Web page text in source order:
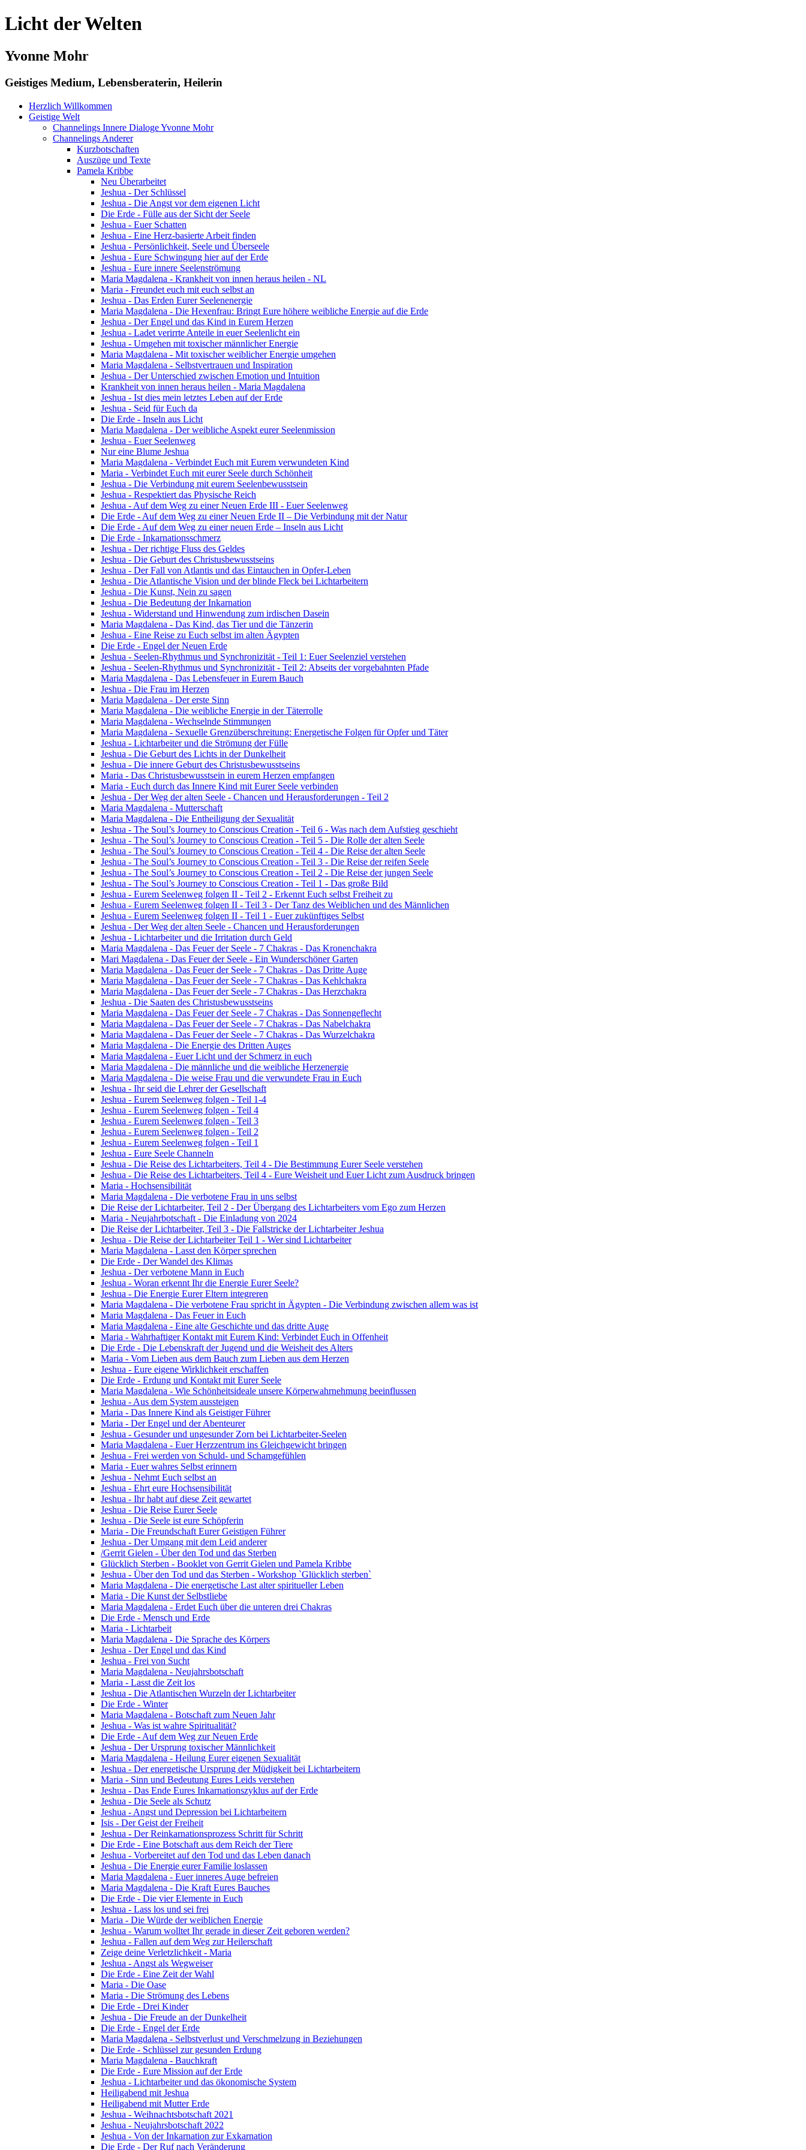
Licht der Welten
Yvonne Mohr
Geistiges Medium, Lebensberaterin, Heilerin
Herzlich Willkommen
Geistige Welt
Channelings Innere Dialoge Yvonne Mohr
Channelings Anderer
Kurzbotschaften
Auszüge und Texte
Pamela Kribbe
Neu Überarbeitet
Jeshua - Der Schlüssel
Jeshua - Die Angst vor dem eigenen Licht
Die Erde - Fülle aus der Sicht der Seele
Jeshua - Euer Schatten
Jeshua - Eine Herz-basierte Arbeit finden
Jeshua - Persönlichkeit, Seele und Überseele
Jeshua - Eure Schwingung hier auf der Erde
Jeshua - Eure innere Seelenströmung
Maria Magdalena - Krankheit von innen heraus heilen - NL
Maria - Freundet euch mit euch selbst an
Jeshua - Das Erden Eurer Seelenenergie
Maria Magdalena - Die Hexenfrau: Bringt Eure höhere weibliche Energie auf die Erde
Jeshua - Der Engel und das Kind in Eurem Herzen
Jeshua - Ladet verirrte Anteile in euer Seelenlicht ein
Jeshua - Umgehen mit toxischer männlicher Energie
Maria Magdalena - Mit toxischer weiblicher Energie umgehen
Maria Magdalena - Selbstvertrauen und Inspiration
Jeshua - Der Unterschied zwischen Emotion und Intuition
Krankheit von innen heraus heilen - Maria Magdalena
Jeshua - Ist dies mein letztes Leben auf der Erde
Jeshua - Seid für Euch da
Die Erde - Inseln aus Licht
Maria Magdalena - Der weibliche Aspekt eurer Seelenmission
Jeshua - Euer Seelenweg
Nur eine Blume Jeshua
Maria Magdalena - Verbindet Euch mit Eurem verwundeten Kind
Maria - Verbindet Euch mit eurer Seele durch Schönheit
Jeshua - Die Verbindung mit eurem Seelenbewusstsein
Jeshua - Respektiert das Physische Reich
Jeshua - Auf dem Weg zu einer Neuen Erde III - Euer Seelenweg
Die Erde - Auf dem Weg zu einer Neuen Erde II – Die Verbindung mit der Natur
Die Erde - Auf dem Weg zu einer neuen Erde – Inseln aus Licht
Die Erde - Inkarnationsschmerz
Jeshua - Der richtige Fluss des Geldes
Jeshua - Die Geburt des Christusbewusstseins
Jeshua - Der Fall von Atlantis und das Eintauchen in Opfer-Leben
Jeshua - Die Atlantische Vision und der blinde Fleck bei Lichtarbeitern
Jeshua - Die Kunst, Nein zu sagen
Jeshua - Die Bedeutung der Inkarnation
Jeshua - Widerstand und Hinwendung zum irdischen Dasein
Maria Magdalena - Das Kind, das Tier und die Tänzerin
Jeshua - Eine Reise zu Euch selbst im alten Ägypten
Die Erde - Engel der Neuen Erde
Jeshua - Seelen-Rhythmus und Synchronizität - Teil 1: Euer Seelenziel verstehen
Jeshua - Seelen-Rhythmus und Synchronizität - Teil 2: Abseits der vorgebahnten Pfade
Maria Magdalena - Das Lebensfeuer in Eurem Bauch
Jeshua - Die Frau im Herzen
Maria Magdalena - Der erste Sinn
Maria Magdalena - Die weibliche Energie in der Täterrolle
Maria Magdalena - Wechselnde Stimmungen
Maria Magdalena - Sexuelle Grenzüberschreitung: Energetische Folgen für Opfer und Täter
Jeshua - Lichtarbeiter und die Strömung der Fülle
Jeshua - Die Geburt des Lichts in der Dunkelheit
Jeshua - Die innere Geburt des Christusbewusstseins
Maria - Das Christusbewusstsein in eurem Herzen empfangen
Maria - Euch durch das Innere Kind mit Eurer Seele verbinden
Jeshua - Der Weg der alten Seele - Chancen und Herausforderungen - Teil 2
Maria Magdalena - Mutterschaft
Maria Magdalena - Die Entheiligung der Sexualität
Jeshua - The Soul’s Journey to Conscious Creation - Teil 6 - Was nach dem Aufstieg geschieht
Jeshua - The Soul’s Journey to Conscious Creation - Teil 5 - Die Rolle der alten Seele
Jeshua - The Soul’s Journey to Conscious Creation - Teil 4 - Die Reise der alten Seele
Jeshua - The Soul’s Journey to Conscious Creation - Teil 3 - Die Reise der reifen Seele
Jeshua - The Soul’s Journey to Conscious Creation - Teil 2 - Die Reise der jungen Seele
Jeshua - The Soul’s Journey to Conscious Creation - Teil 1 - Das große Bild
Jeshua - Eurem Seelenweg folgen II - Teil 2 - Erkennt Euch selbst Freiheit zu
Jeshua - Eurem Seelenweg folgen II - Teil 3 - Der Tanz des Weiblichen und des Männlichen
Jeshua - Eurem Seelenweg folgen II - Teil 1 - Euer zukünftiges Selbst
Jeshua - Der Weg der alten Seele - Chancen und Herausforderungen
Jeshua - Lichtarbeiter und die Irritation durch Geld
Maria Magdalena - Das Feuer der Seele - 7 Chakras - Das Kronenchakra
Mari Magdalena - Das Feuer der Seele - Ein Wunderschöner Garten
Maria Magdalena - Das Feuer der Seele - 7 Chakras - Das Dritte Auge
Maria Magdalena - Das Feuer der Seele - 7 Chakras - Das Kehlchakra
Maria Magdalena - Das Feuer der Seele - 7 Chakras - Das Herzchakra
Jeshua - Die Saaten des Christusbewusstseins
Maria Magdalena - Das Feuer der Seele - 7 Chakras - Das Sonnengeflecht
Maria Magdalena - Das Feuer der Seele - 7 Chakras - Das Nabelchakra
Maria Magdalena - Das Feuer der Seele - 7 Chakras - Das Wurzelchakra
Maria Magdalena - Die Energie des Dritten Auges
Maria Magdalena - Euer Licht und der Schmerz in euch
Maria Magdalena - Die männliche und die weibliche Herzenergie
Maria Magdalena - Die weise Frau und die verwundete Frau in Euch
Jeshua - Ihr seid die Lehrer der Gesellschaft
Jeshua - Eurem Seelenweg folgen - Teil 1-4
Jeshua - Eurem Seelenweg folgen - Teil 4
Jeshua - Eurem Seelenweg folgen - Teil 3
Jeshua - Eurem Seelenweg folgen - Teil 2
Jeshua - Eurem Seelenweg folgen - Teil 1
Jeshua - Eure Seele Channeln
Jeshua - Die Reise des Lichtarbeiters, Teil 4 - Die Bestimmung Eurer Seele verstehen
Jeshua - Die Reise des Lichtarbeiters, Teil 4 - Eure Weisheit und Euer Licht zum Ausdruck bringen
Maria - Hochsensibilität
Maria Magdalena - Die verbotene Frau in uns selbst
Die Reise der Lichtarbeiter, Teil 2 - Der Übergang des Lichtarbeiters vom Ego zum Herzen
Maria - Neujahrbotschaft - Die Einladung von 2024
Die Reise der Lichtarbeiter, Teil 3 - Die Fallstricke der Lichtarbeiter Jeshua
Jeshua - Die Reise der Lichtarbeiter Teil 1 - Wer sind Lichtarbeiter
Maria Magdalena - Lasst den Körper sprechen
Die Erde - Der Wandel des Klimas
Jeshua - Der verbotene Mann in Euch
Jeshua - Woran erkennt Ihr die Energie Eurer Seele?
Jeshua - Die Energie Eurer Eltern integreren
Maria Magdalena - Die verbotene Frau spricht in Ägypten - Die Verbindung zwischen allem was ist
Maria Magdalena - Das Feuer in Euch
Maria Magdalena - Eine alte Geschichte und das dritte Auge
Maria - Wahrhaftiger Kontakt mit Eurem Kind: Verbindet Euch in Offenheit
Die Erde - Die Lebenskraft der Jugend und die Weisheit des Alters
Maria - Vom Lieben aus dem Bauch zum Lieben aus dem Herzen
Jeshua - Eure eigene Wirklichkeit erschaffen
Die Erde - Erdung und Kontakt mit Eurer Seele
Maria Magdalena - Wie Schönheitsideale unsere Körperwahrnehmung beeinflussen
Jeshua - Aus dem System aussteigen
Maria - Das Innere Kind als Geistiger Führer
Maria - Der Engel und der Abenteurer
Jeshua - Gesunder und ungesunder Zorn bei Lichtarbeiter-Seelen
Maria Magdalena - Euer Herzzentrum ins Gleichgewicht bringen
Jeshua - Frei werden von Schuld- und Schamgefühlen
Maria - Euer wahres Selbst erinnern
Jeshua - Nehmt Euch selbst an
Jeshua - Ehrt eure Hochsensibilität
Jeshua - Ihr habt auf diese Zeit gewartet
Jeshua - Die Reise Eurer Seele
Jeshua - Die Seele ist eure Schöpferin
Maria - Die Freundschaft Eurer Geistigen Führer
Jeshua - Der Umgang mit dem Leid anderer
/Gerrit Gielen - Über den Tod und das Sterben
Glücklich Sterben - Booklet von Gerrit Gielen und Pamela Kribbe
Jeshua - Über den Tod und das Sterben - Workshop `Glücklich sterben`
Maria Magdalena - Die energetische Last alter spiritueller Leben
Maria - Die Kunst der Selbstliebe
Maria Magdalena - Erdet Euch über die unteren drei Chakras
Die Erde - Mensch und Erde
Maria - Lichtarbeit
Maria Magdalena - Die Sprache des Körpers
Jeshua - Der Engel und das Kind
Jeshua - Frei von Sucht
Maria Magdalena - Neujahrsbotschaft
Maria - Lasst die Zeit los
Jeshua - Die Atlantischen Wurzeln der Lichtarbeiter
Die Erde - Winter
Maria Magdalena - Botschaft zum Neuen Jahr
Jeshua - Was ist wahre Spiritualität?
Die Erde - Auf dem Weg zur Neuen Erde
Jeshua - Der Ursprung toxischer Männlichkeit
Maria Magdalena - Heilung Eurer eigenen Sexualität
Jeshua - Der energetische Ursprung der Müdigkeit bei Lichtarbeitern
Maria - Sinn und Bedeutung Eures Leids verstehen
Jeshua - Das Ende Eures Inkarnationszyklus auf der Erde
Jeshua - Die Seele als Schutz
Jeshua - Angst und Depression bei Lichtarbeitern
Isis - Der Geist der Freiheit
Jeshua - Der Reinkarnationsprozess Schritt für Schritt
Die Erde - Eine Botschaft aus dem Reich der Tiere
Jeshua - Vorbereitet auf den Tod und das Leben danach
Jeshua - Die Energie eurer Familie loslassen
Maria Magdalena - Euer inneres Auge befreien
Maria Magdalena - Die Kraft Eures Bauches
Die Erde - Die vier Elemente in Euch
Jeshua - Lass los und sei frei
Maria - Die Würde der weiblichen Energie
Jeshua - Warum wolltet Ihr gerade in dieser Zeit geboren werden?
Jeshua - Fallen auf dem Weg zur Heilerschaft
Zeige deine Verletzlichkeit - Maria
Jeshua - Angst als Wegweiser
Die Erde - Eine Zeit der Wahl
Maria - Die Oase
Maria - Die Strömung des Lebens
Die Erde - Drei Kinder
Jeshua - Die Freude an der Dunkelheit
Die Erde - Engel der Erde
Maria Magdalena - Selbstverlust und Verschmelzung in Beziehungen
Die Erde - Schlüssel zur gesunden Erdung
Maria Magdalena - Bauchkraft
Die Erde - Eure Mission auf der Erde
Jeshua - Lichtarbeiter und das ökonomische System
Heiligabend mit Jeshua
Heiligabend mit Mutter Erde
Jeshua - Weihnachtsbotschaft 2021
Jeshua - Neujahrsbotschaft 2022
Jeshua - Von der Inkarnation zur Exkarnation
Die Erde - Der Ruf nach Veränderung